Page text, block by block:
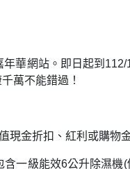
華網站。即日起到112/
萬不能錯過！
金折扣、紅利或購物
一級能效6公升除濕